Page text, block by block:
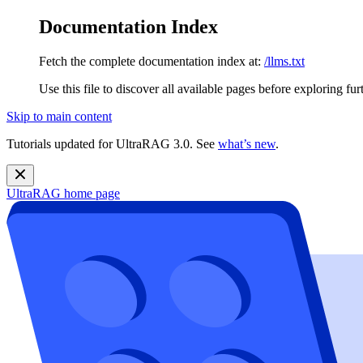
Documentation Index
Fetch the complete documentation index at: /llms.txt
Use this file to discover all available pages before exploring
Skip to main content
Tutorials updated for UltraRAG 3.0. See what’s new.
UltraRAG home page